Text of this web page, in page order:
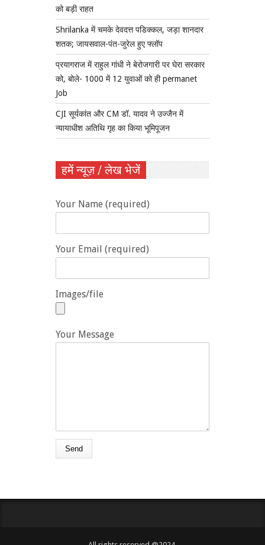
को बड़ी राहत
Shrilanka में चमके देवदत्त पडिक्कल, जड़ा शानदार
शतक; जायसवाल-पंत-जुरेल हुए फ्लॉप
प्रयागराज में राहुल गांधी ने बेरोजगारी पर घेरा सरकार
को, बोले- 1000 में 12 युवाओं को ही permanet
Job
CJI सूर्यकांत और CM डॉ. यादव ने उज्जैन में
न्यायाधीश अतिथि गृह का किया भूमिपूजन
हमें न्यूज़ / लेख भेजें
Your Name (required)
Your Email (required)
Images/file
Your Message